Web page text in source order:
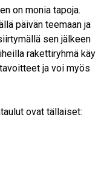
on monia tapoja.
päivän teemaan ja
sen jälkeen
rakettiryhmä käy
ja voi myös
ovat tällaiset: